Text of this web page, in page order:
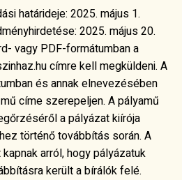
határideje: 2025. május 1.
2025. május 20.
vagy PDF-formátumban a
címre kell megküldeni. A
és annak elnevezésében
címe szerepeljen. A pályamű
a pályázat kiírója
történő továbbítás során. A
arról, hogy pályázatuk
került a bírálók felé.